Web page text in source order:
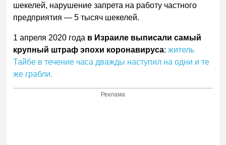
шекелей, нарушение запрета на работу частного
предприятия — 5 тысяч шекелей.
1 апреля 2020 года в Израиле выписали самый
крупный штраф эпохи коронавируса:житель
Тайбе в течение часа дважды наступил на одни и те
же грабли.
Реклама